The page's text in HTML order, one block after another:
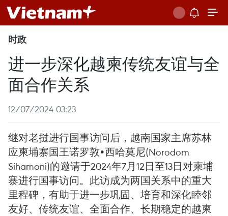
时政
进一步深化越柬传统友谊与全
面合作关系
12/07/2024 03:23
继对老挝进行国事访问后，越南国家主席苏林
应柬埔寨国王诺罗敦•西哈莫尼(Norodom
Sihamoni)的邀请于2024年7月12日至13日对柬埔
寨进行国事访问。此访成为两国关系中的重大
里程碑，有助于进一步巩固、培育和深化睦邻
友好、传统友谊、全面合作、长期稳定的越柬